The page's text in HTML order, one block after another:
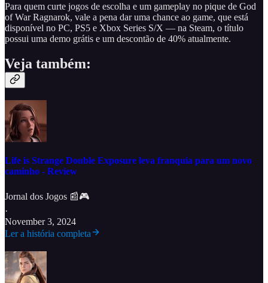
Para quem curte jogos de escolha e um gameplay no pique de God
of War Ragnarok, vale a pena dar uma chance ao game, que está
disponível no PC, PS5 e Xbox Series S/X — na Steam, o título
possui uma demo grátis e um descontão de 40% atualmente.
Veja também:
Life is Strange Double Exposure leva franquia para um novo
caminho - Review
Jornal dos Jogos 📰🎮
·
November 3, 2024
Ler a história completa